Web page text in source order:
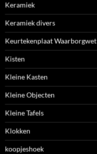
Keramiek
Keramiek divers
Keurtekenplaat Waarborgwet
Kisten
Kleine Kasten
Kleine Objecten
Kleine Tafels
Klokken
koopjeshoek